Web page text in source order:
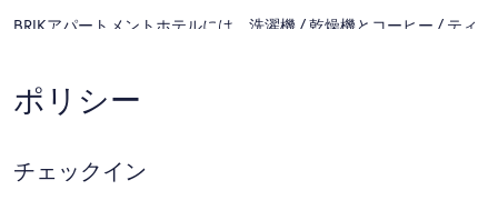
BRIKアパートメントホテルには、洗濯機 / 乾燥機とコーヒー / ティ
す。この 3.5 つ星アパートメントには、コンロ、独立したダイニン
グスペース、調理器具と食器、食器洗い機を備えたキッチンがあり
43 インチ スマートテレビでは、ケーブルチャンネルをご覧いただ
ポリシー
チェックイン